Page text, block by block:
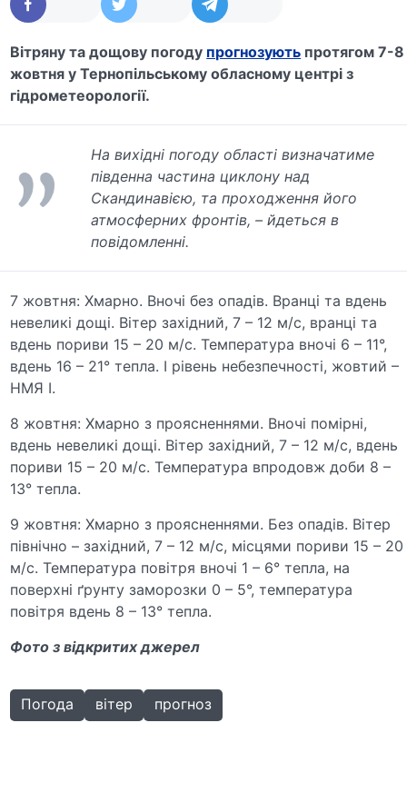
Вітряну та дощову погоду прогнозують протягом 7-8
жовтня у Тернопільському обласному центрі з
гідрометеорології.
На вихідні погоду області визначатиме
південна частина циклону над
Скандинавією, та проходження його
атмосферних фронтів, – йдеться в
повідомленні.
7 жовтня: Хмарно. Вночі без опадів. Вранці та вдень
невеликі дощі. Вітер західний, 7 – 12 м/с, вранці та
вдень пориви 15 – 20 м/с. Температура вночі 6 – 11°,
вдень 16 – 21° тепла. І рівень небезпечності, жовтий –
НМЯ І.
8 жовтня: Хмарно з проясненнями. Вночі помірні,
вдень невеликі дощі. Вітер західний, 7 – 12 м/с, вдень
пориви 15 – 20 м/с. Температура впродовж доби 8 –
13° тепла.
9 жовтня: Хмарно з проясненнями. Без опадів. Вітер
північно – західний, 7 – 12 м/с, місцями пориви 15 – 20
м/с. Температура повітря вночі 1 – 6° тепла, на
поверхні ґрунту заморозки 0 – 5°, температура
повітря вдень 8 – 13° тепла.
Фото з відкритих джерел
Погода вітер прогноз